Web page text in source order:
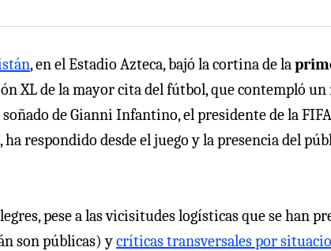
, en el Estadio Azteca, bajó la cortina de la
XL de la mayor cita del fútbol, que contempló
de Gianni Infantino, el presidente de la
respondido desde el juego y la presencia del
pese a las vicisitudes logísticas que se han
son públicas) ycríticas transversales por